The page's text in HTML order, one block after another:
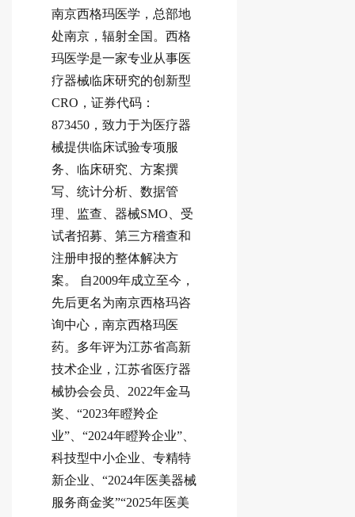
南京西格玛医学，总部地
处南京，辐射全国。西格
玛医学是一家专业从事医
疗器械临床研究的创新型
CRO，证券代码：
873450，致力于为医疗器
械提供临床试验专项服
务、临床研究、方案撰
写、统计分析、数据管
理、监查、器械SMO、受
试者招募、第三方稽查和
注册申报的整体解决方
案。 自2009年成立至今，
先后更名为南京西格玛咨
询中心，南京西格玛医
药。多年评为江苏省高新
技术企业，江苏省医疗器
械协会会员、2022年金马
奖、“2023年瞪羚企
业”、“2024年瞪羚企业”、
科技型中小企业、专精特
新企业、“2024年医美器械
服务商金奖”“2025年医美